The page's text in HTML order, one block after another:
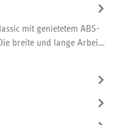
mit genietetem ABS-
breite und lange Arbei…